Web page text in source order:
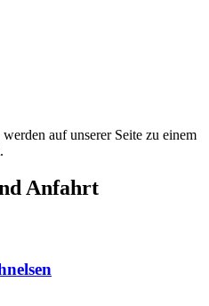
auf unserer Seite zu einem
Anfahrt